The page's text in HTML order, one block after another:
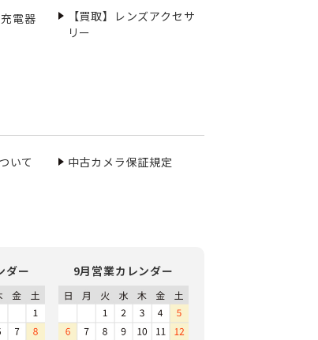
電器
【買取】レンズアクセサ
リー
いて 中古カメラ保証規定
ダー 9月営業カレンダー